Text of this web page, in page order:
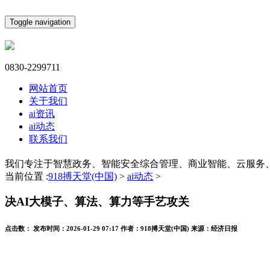
Toggle navigation
0830-2299711
网站首页
关于我们
ai资讯
ai动态
联系我们
我们专注于智慧政务、智能安全综合管理、商业智能、云服务
当前位置 :918搏天堂(中国) > ai动态 >
决AI大模子、算法、算力等手艺攻关
点击数： 发布时间： 2026-01-29 07:17 作者： 918搏天堂(中国) 来源： 经济日报